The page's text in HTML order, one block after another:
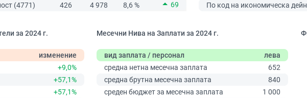
(4771)
426 4 978 8,6 % 69
По код на икономическа
за 2024 г.
изменение
+9,0%
+57,1%
+57,1%
Месечни Нива на Заплати за 2024 г.
вид заплата / персонал
лева
средна нетна месечна заплата
652
средна брутна месечна заплата
840
среден бюджет за месечна заплата
1 000